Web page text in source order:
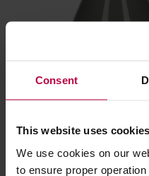
Consent
This website uses cookies
We use cookies on our
to ensure proper
Mount Everest Tea -
matchy